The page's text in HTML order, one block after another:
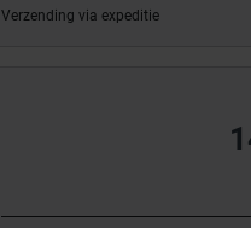
Verzending via expeditie